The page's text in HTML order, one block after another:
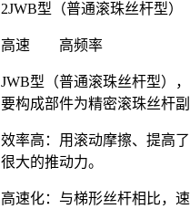
2JWB型（普通滚珠丝杆型）
高速 高频率
JWB型（普通滚珠丝杆型）
要构成部件为精密滚珠丝杆
效率高：用滚动摩擦、提高
很大的推动力。
高速化：与梯形丝杆相比，